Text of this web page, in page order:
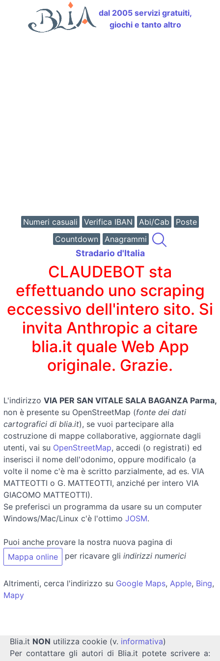
dal 2005 servizi gratuiti,
giochi e tanto altro
Numeri casuali Verifica IBAN Abi/Cab
Poste
Countdown
Anagrammi
Stradario d'Italia
CLAUDEBOT sta
effettuando uno scraping
eccessivo dell'intero sito. Si
invita Anthropic a citare
blia.it quale Web App
originale. Grazie.
L'indirizzo VIA PER SAN VITALE SALA BAGANZA Parma,
non è presente su OpenStreetMap (fonte dei dati
cartografici di blia.it), se vuoi partecipare alla
costruzione di mappe collaborative, aggiornate dagli
utenti, vai su OpenStreetMap, accedi (o registrati) ed
inserisci il nome dell'odonimo, oppure modificalo (a
volte il nome c'è ma è scritto parzialmente, ad es. VIA
MATTEOTTI o G. MATTEOTTI, anziché per intero VIA
GIACOMO MATTEOTTI).
Se preferisci un programma da usare su un computer
Windows/Mac/Linux c'è l'ottimo JOSM.
Puoi anche provare la nostra nuova pagina di
Mappa online
per ricavare gli indirizzi numerici
Altrimenti, cerca l'indirizzo su Google Maps, Apple, Bing,
Mapy
Blia.it NON utilizza cookie (v. informativa)
Per contattare gli autori di Blia.it potete scrivere a: